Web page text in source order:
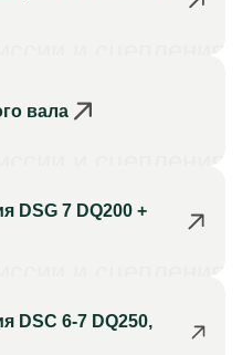
вала
DSG 7 DQ200 +
DSC 6-7 DQ250,